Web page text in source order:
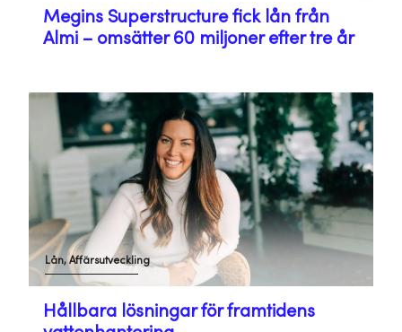
Megins Superstructure fick lån från
Almi – omsätter 60 miljoner efter tre år
Hållbara lösningar för framtidens
Lån, Affärsutveckling